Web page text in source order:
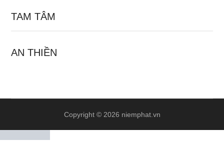
TAM TÂM
AN THIỀN
Copyright © 2026 niemphat.vn